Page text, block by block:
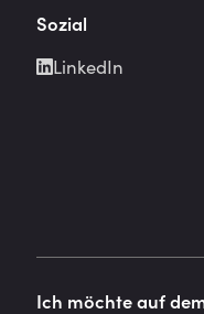
Sozial
LinkedIn
Ich möchte auf